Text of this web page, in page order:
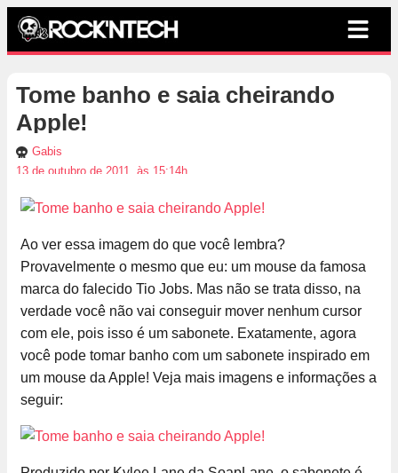
Tome banho e saia cheirando
Apple!
Gabis
13 de outubro de 2011, às 15:14h
Ao ver essa imagem do que você lembra?
Provavelmente o mesmo que eu: um mouse da famosa
marca do falecido Tio Jobs. Mas não se trata disso, na
verdade você não vai conseguir mover nenhum cursor
com ele, pois isso é um sabonete. Exatamente, agora
você pode tomar banho com um sabonete inspirado em
um mouse da Apple! Veja mais imagens e informações a
seguir: